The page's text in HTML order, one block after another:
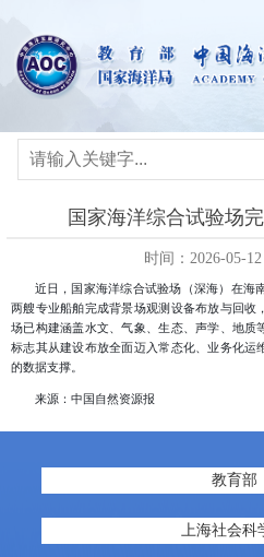
国家海洋综合试验场
时间：2026-05-12
近日 ，国家海洋综合试验场（深海）在海
两艘专业船舶完成背景场观测设备布放与回收
场已构建涵盖水文、气象、生态、声学、地质
标志其从建设布放全面迈入常态化、业务化运
的数据支撑。
来源：中国自然资源报
教育部
上海社会科